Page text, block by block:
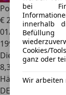
bei
innerhalb
Cookies/
ganz oder
Wir arbeiten
Porsche Cayenne
€ 25.900
01/2016
199.899 km
Diesel
8,3 l/100 km
Händler
DE 25421